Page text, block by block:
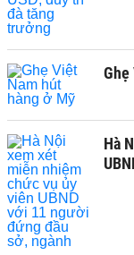
Ghẹ
Hà